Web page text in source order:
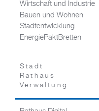
Wirtschaft und Industrie
Bauen und Wohnen
Stadtentwicklung
EnergiePaktBretten
Stadt
Rathaus
Verwaltung